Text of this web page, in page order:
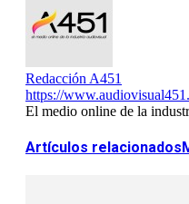
Redacción A451
https://
El medio online de la
Artículos relacionados